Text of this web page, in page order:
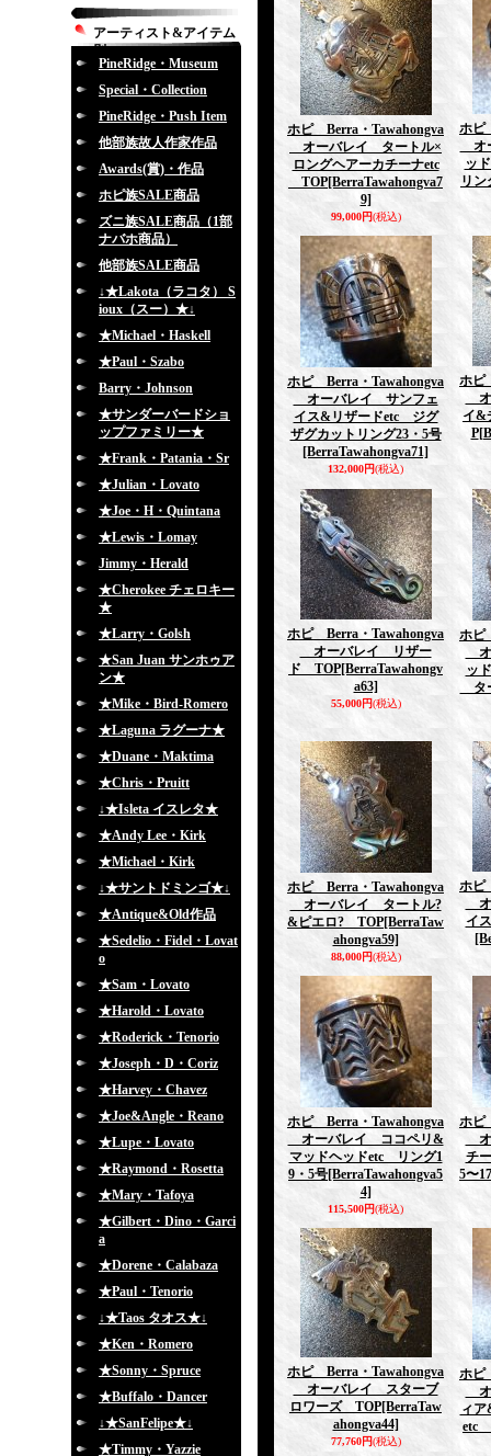
アーティスト&アイテム
別
PineRidge・Museum
Special・Collection
PineRidge・Push Item
他部族故人作家作品
Awards(賞)・作品
ホピ族SALE商品
ズニ族SALE商品（1部
ナバホ商品）
他部族SALE商品
↓★Lakota（ラコタ） S
ioux（スー）★↓
★Michael・Haskell
★Paul・Szabo
Barry・Johnson
★サンダーバードショ
ップファミリー★
★Frank・Patania・Sr
★Julian・Lovato
★Joe・H・Quintana
★Lewis・Lomay
Jimmy・Herald
★Cherokee チェロキー
★
★Larry・Golsh
★San Juan サンホゥア
ン★
★Mike・Bird-Romero
★Laguna ラグーナ★
★Duane・Maktima
★Chris・Pruitt
↓★Isleta イスレタ★
★Andy Lee・Kirk
★Michael・Kirk
↓★サントドミンゴ★↓
★Antique&Old作品
★Sedelio・Fidel・Lovat
o
★Sam・Lovato
★Harold・Lovato
★Roderick・Tenorio
★Joseph・D・Coriz
★Harvey・Chavez
★Joe&Angle・Reano
★Lupe・Lovato
★Raymond・Rosetta
★Mary・Tafoya
★Gilbert・Dino・Garci
a
★Dorene・Calabaza
★Paul・Tenorio
↓★Taos タオス★↓
★Ken・Romero
★Sonny・Spruce
★Buffalo・Dancer
↓★SanFelipe★↓
★Timmy・Yazzie
ホピ Berra・Tawahongva
オーバレイ タートル×
ロングヘアーカチーナetc
TOP[BerraTawahongva7
9]
99,000円(税込)
ホピ
オ
ッ
リン
ホピ Berra・Tawahongva
オーバレイ サンフェ
イス&リザードetc ジグ
ザグカットリング23・5号
[BerraTawahongva71]
132,000円(税込)
ホピ
オ
イ&
P
ホピ Berra・Tawahongva
オーバレイ リザー
ド TOP[BerraTawahongv
a63]
55,000円(税込)
ホピ
オ
ッ
タ
ホピ Berra・Tawahongva
オーバレイ タートル?
&ピエロ? TOP[BerraTaw
ahongva59]
88,000円(税込)
ホピ
オ
イ
ホピ Berra・Tawahongva
オーバレイ ココペリ&
マッドヘッドetc リング1
9・5号[BerraTawahongva5
4]
115,500円(税込)
ホピ
オ
チ
5〜
ホピ Berra・Tawahongva
オーバレイ スターブ
ロワーズ TOP[BerraTaw
ahongva44]
77,760円(税込)
ホピ
オ
ィ
etc